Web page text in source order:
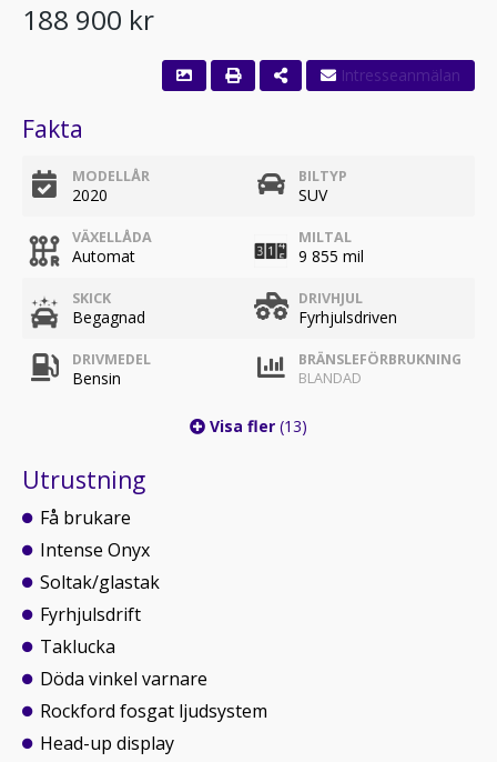
188 900 kr
Fakta
MODELLÅR
2020
BILTYP
SUV
VÄXELLÅDA
Automat
MILTAL
9 855 mil
SKICK
Begagnad
DRIVHJUL
Fyrhjulsdriven
DRIVMEDEL
Bensin
BRÄNSLEFÖRBRUKNING
BLANDAD
Visa fler (13)
Utrustning
Få brukare
Intense Onyx
Soltak/glastak
Fyrhjulsdrift
Taklucka
Döda vinkel varnare
Rockford fosgat ljudsystem
Head-up display